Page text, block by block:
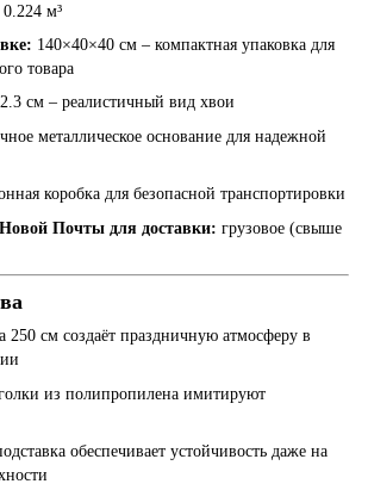
0.224 м³
140×40×40 см – компактная упаковка для
товара
2.3 см – реалистичный вид хвои
металлическое основание для надежной
коробка для безопасной транспортировки
Почты для доставки: грузовое (свыше
250 см создаёт праздничную атмосферу в
из полипропилена имитируют
обеспечивает устойчивость даже на